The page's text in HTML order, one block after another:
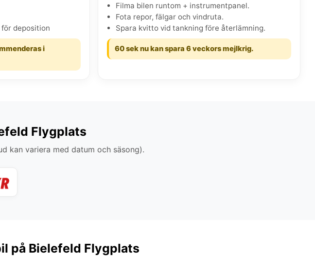
för deposition
i
Filma bilen runtom + instrumentpanel.
Fota repor, fälgar och vindruta.
Spara kvitto vid tankning före återlämning.
60 sek nu kan spara 6 veckors mejlkrig.
Flygplats
kan variera med datum och säsong).
på Bielefeld Flygplats